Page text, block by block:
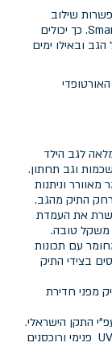
שילוב
עגלת הטרולי בתוך התיק והפיכתו לתיק Smart Trolley. כך יכולים
ובאילו ימים
לגב הילד
וגב תחתון.
וניתנות
התיק מהגב.
המאפשרת את העמדת
משקל טובה.
מחומר עם תכונות
ומתאים לאחסון אוכל. ובנוסף 2 כיסים בצידי התיק
מפני חדירת
התקן הישראלי.
התיק מיוצר מבד איכותי בצפיפות גבוהה, ציפוי UV פנימי ורוכסנים